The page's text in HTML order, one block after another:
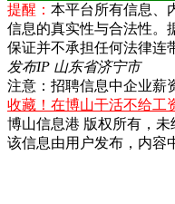
提醒： 本平台所有信息、
信息的真实性与合法性。
保证并不承担任何法律连
发布IP 山东省济宁市
注意：招聘信息中企业薪
收藏！在博山干活不给工
博山信息港 版权所有，
该信息由用户发布，内容